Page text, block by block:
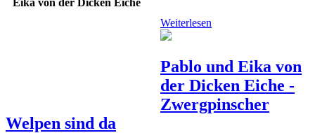
Weiterlesen
Pablo und Eika von
der Dicken Eiche -
Zwergpinscher
Welpen sind da